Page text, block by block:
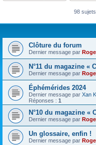
98 sujets
Clôture du forum
Dernier message par
N°11 du magazine «
Dernier message par
Éphémérides 2024
Dernier message par Xan
Réponses : 1
N°10 du magazine «
Dernier message par
Un glossaire, enfin !
Dernier message par